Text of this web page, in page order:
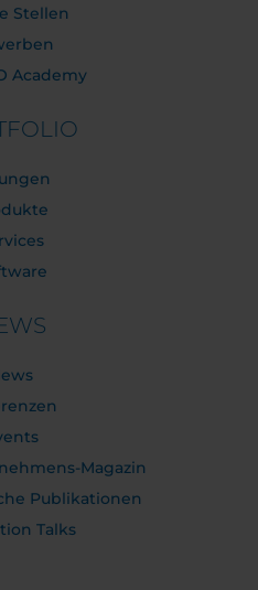
Stellen
Academy
Magazin
Publikationen
Talks